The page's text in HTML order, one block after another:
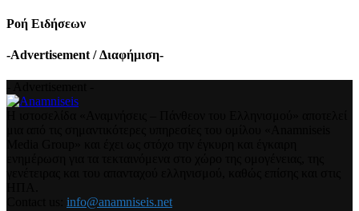
Ροή Ειδήσεων
-Advertisement / Διαφήμιση-
info@anamniseis.net